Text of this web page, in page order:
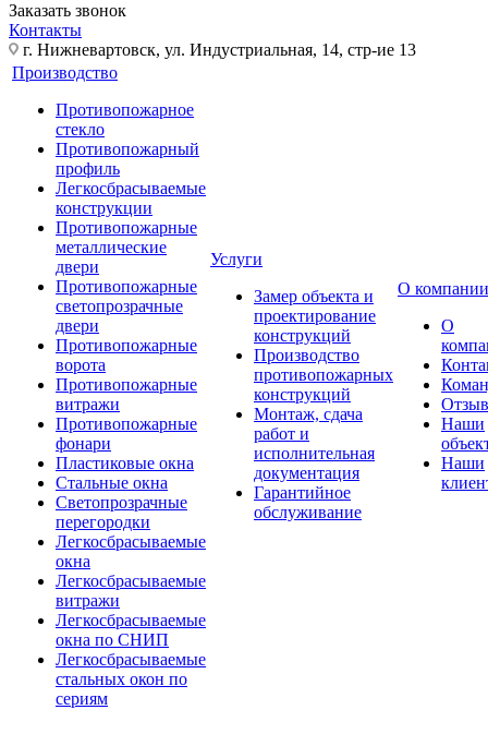
Заказать звонок
Контакты
г. Нижневартовск, ул. Индустриальная, 14, стр-ие 13
Производство
Противопожарное
стекло
Противопожарный
профиль
Легкосбрасываемые
конструкции
Противопожарные
металлические
двери
Противопожарные
светопрозрачные
двери
Противопожарные
ворота
Противопожарные
витражи
Противопожарные
фонари
Пластиковые окна
Стальные окна
Светопрозрачные
перегородки
Легкосбрасываемые
окна
Легкосбрасываемые
витражи
Легкосбрасываемые
окна по СНИП
Легкосбрасываемые
стальных окон по
сериям
Услуги
Замер объекта и
проектирование
конструкций
Производство
противопожарных
конструкций
Монтаж, сдача
работ и
исполнительная
документация
Гарантийное
обслуживание
О компании
О
Наши
Наши